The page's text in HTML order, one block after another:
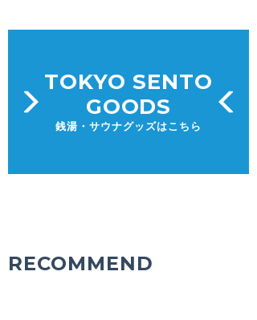
TOKYO SENTO
GOODS
銭湯・サウナグッズはこちら
RECOMMEND